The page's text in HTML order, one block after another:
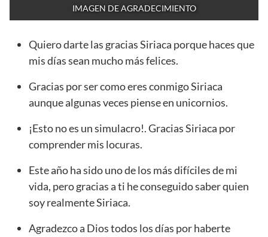
IMAGEN DE AGRADECIMIENTO
Quiero darte las gracias Siriaca porque haces que
mis días sean mucho más felices.
Gracias por ser como eres conmigo Siriaca
aunque algunas veces piense en unicornios.
¡Esto no es un simulacro!. Gracias Siriaca por
comprender mis locuras.
Este año ha sido uno de los más difíciles de mi
vida, pero gracias a ti he conseguido saber quien
soy realmente Siriaca.
Agradezco a Dios todos los días por haberte